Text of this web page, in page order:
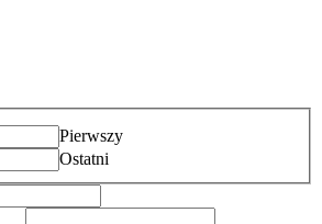
Pierwszy
Ostatni